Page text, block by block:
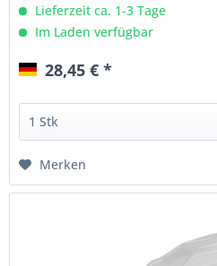
Lieferzeit ca. 1-3 Tage
Im Laden verfügbar
28,45 € *
Merken